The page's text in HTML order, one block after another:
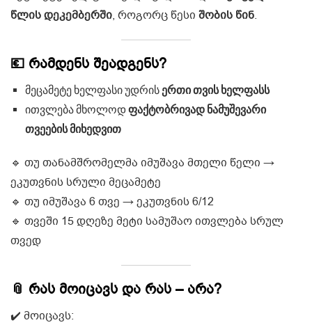
წლის დეკემბერში, როგორც წესი შობის წინ.
💶 რამდენს შეადგენს?
მეცამეტე ხელფასი უდრის ერთი თვის ხელფასს
ითვლება მხოლოდფაქტობრივად ნამუშევარი
თვეების მიხედვით
🔹 თუ თანამშრომელმა იმუშავა მთელი წელი →
ეკუთვნის სრული მეცამეტე
🔹 თუ იმუშავა 6 თვე → ეკუთვნის 6/12
🔹 თვეში 15 დღეზე მეტი სამუშაო ითვლება სრულ
თვედ
📎 რას მოიცავს და რას – არა?
✔️ მოიცავს: